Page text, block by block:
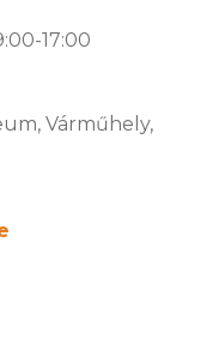
17:00
Várműhely,